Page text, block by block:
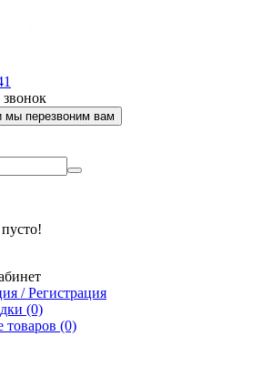
мы перезвоним вам
/ Регистрация
(0)
товаров (0)